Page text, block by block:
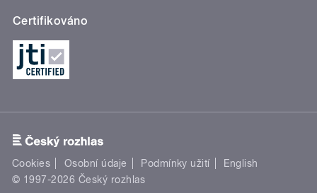
Certifikováno
Cookies Osobní údaje Podmínky užití
English
© 1997-2026 Český rozhlas